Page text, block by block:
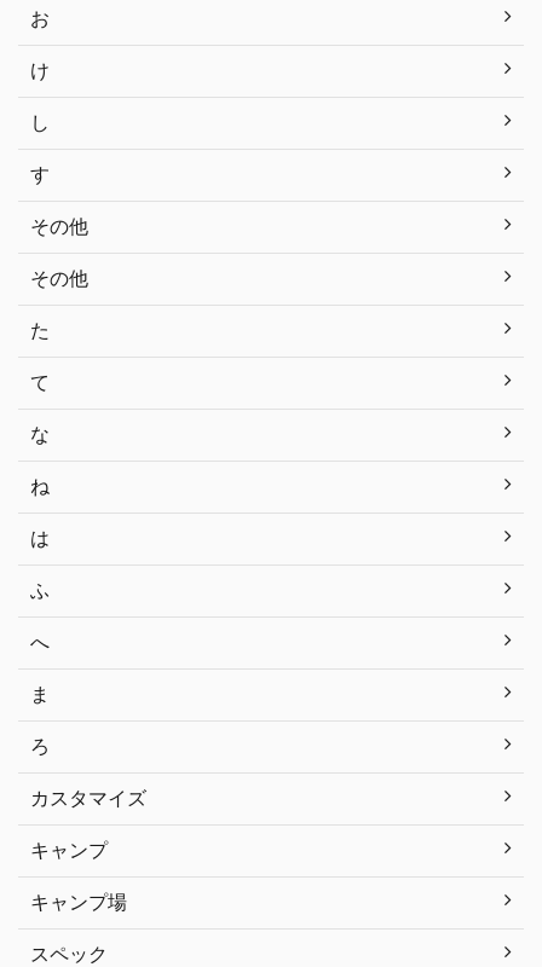
お
け
し
す
その他
その他
た
て
な
ね
は
ふ
へ
ま
ろ
カスタマイズ
キャンプ
キャンプ場
スペック